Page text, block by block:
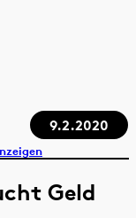
9.2.2020
Geld